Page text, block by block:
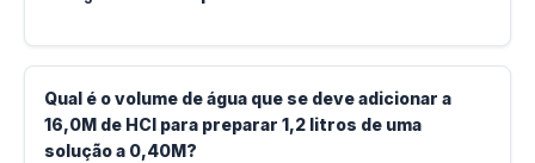
Qual é o volume de água que se deve adicionar a
16,0M de HCl para preparar 1,2 litros de uma
solução a 0,40M?